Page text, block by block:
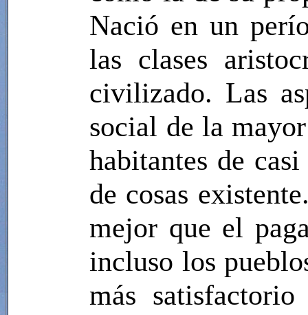
Nació en un
las clases
civilizado. Las
social de la
habitantes de
de cosas
mejor que el
incluso los
más